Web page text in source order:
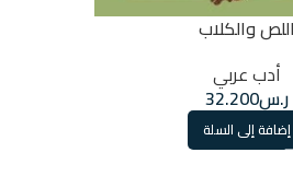
اللص والكلاب
أدب عربي
ر.س32.200
إضافة إلى السلة